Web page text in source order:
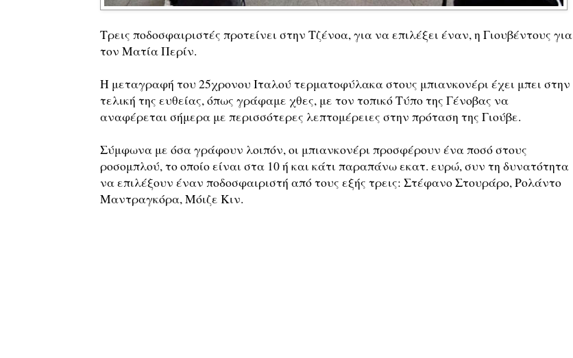
Τρεις ποδοσφαιριστές προτείνει στην Τζένοα, για να επιλέξει έναν, η Γιουβέντους για
τον Ματία Περίν.
Η μεταγραφή του 25χρονου Ιταλού τερματοφύλακα στους μπιανκονέρι έχει μπει στην
τελική της ευθείας, όπως γράφαμε χθες, με τον τοπικό Τύπο της Γένοβας να
αναφέρεται σήμερα με περισσότερες λεπτομέρειες στην πρόταση της Γιούβε.
Σύμφωνα με όσα γράφουν λοιπόν, οι μπιανκονέρι προσφέρουν ένα ποσό στους
ροσομπλού, το οποίο είναι στα 10 ή και κάτι παραπάνω εκατ. ευρώ, συν τη δυνατότητα
να επιλέξουν έναν ποδοσφαιριστή από τους εξής τρεις: Στέφανο Στουράρο, Ρολάντο
Μαντραγκόρα, Μόιζε Κιν.